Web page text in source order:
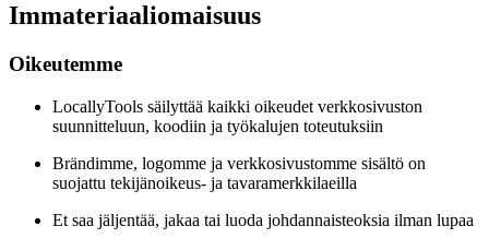
Immateriaaliomaisuus
Oikeutemme
LocallyTools säilyttää kaikki oikeudet verkkosivuston
suunnitteluun, koodiin ja työkalujen toteutuksiin
Brändimme, logomme ja verkkosivustomme sisältö on
suojattu tekijänoikeus- ja tavaramerkkilaeilla
Et saa jäljentää, jakaa tai luoda johdannaisteoksia ilman lupaa